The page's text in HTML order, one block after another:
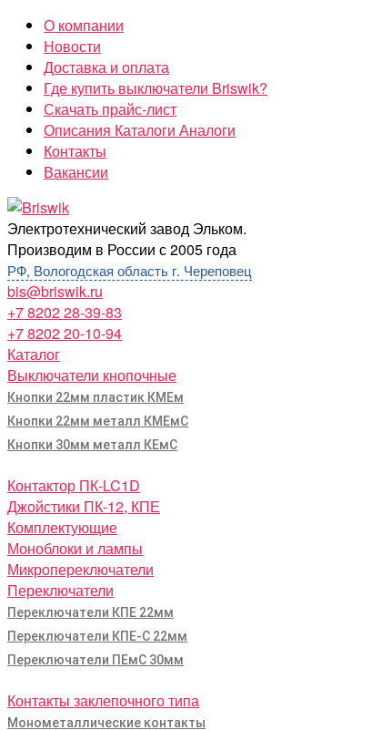
Перейти
содержимому
О компании
Новости
Доставка и оплата
Где купить выключатели Briswik?
Скачать прайс-лист
Описания Каталоги Аналоги
Контакты
Вакансии
Briswik
Электротехнический завод Эльком.
Производим в России с 2005 года
РФ, Вологодская область г. Череповец
bis@briswik.ru
+7 8202 28-39-83
+7 8202 20-10-94
Каталог
Выключатели кнопочные
Кнопки 22мм пластик КМЕм
Кнопки 22мм металл КМЕмС
Кнопки 30мм металл КЕмС
Контактор ПК-LC1D
Джойстики ПК-12, КПЕ
Комплектующие
Моноблоки и лампы
Микропереключатели
Переключатели
Переключатели КПЕ 22мм
Переключатели КПЕ-С 22мм
Переключатели ПЕмС 30мм
Контакты заклепочного типа
Монометаллические контакты